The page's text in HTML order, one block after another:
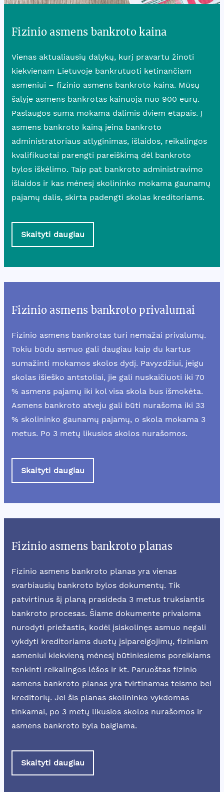
Fizinio asmens bankroto kaina
Vienas aktualiausių dalykų, kurį pravartu žinoti
kiekvienam Lietuvoje bankrutuoti ketinančiam
asmeniui – fizinio asmens bankroto kaina. Mūsų
šalyje asmens bankrotas kainuoja nuo 900 eurų.
Paslaugos suma mokama dalimis dviem etapais. Į
asmens bankroto kainą įeina bankroto
administratoriaus atlyginimas, išlaidos, reikalingos
kvalifikuotai parengti pareiškimą dėl bankroto
bylos iškėlimo. Taip pat bankroto administravimo
išlaidos ir kas mėnesį skolininko mokama gaunamų
pajamų dalis, skirta padengti skolas kreditoriams.
Skaityti daugiau
Fizinio asmens bankroto privalumai
Fizinio asmens bankrotas turi nemažai privalumų.
Tokiu būdu asmuo gali daugiau kaip du kartus
sumažinti mokamos skolos dydį. Pavyzdžiui, jeigu
skolas išieško antstoliai, jie gali nuskaičiuoti iki 70
% asmens pajamų iki kol visa skola bus išmokėta.
Asmens bankroto atveju gali būti nurašoma iki 33
% skolininko gaunamų pajamų, o skola mokama 3
metus. Po 3 metų likusios skolos nurašomos.
Skaityti daugiau
Fizinio asmens bankroto planas
Fizinio asmens bankroto planas yra vienas
svarbiausių bankroto bylos dokumentų. Tik
patvirtinus šį planą prasideda 3 metus truksiantis
bankroto procesas. Šiame dokumente privaloma
nurodyti priežastis, kodėl įsiskolinęs asmuo negali
vykdyti kreditoriams duotų įsipareigojimų, fiziniam
asmeniui kiekvieną mėnesį būtiniesiems poreikiams
tenkinti reikalingos lėšos ir kt. Paruoštas fizinio
asmens bankroto planas yra tvirtinamas teismo bei
kreditorių. Jei šis planas skolininko vykdomas
tinkamai, po 3 metų likusios skolos nurašomos ir
asmens bankroto byla baigiama.
Skaityti daugiau